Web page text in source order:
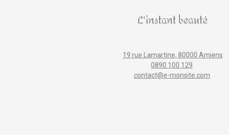
L'instant beauté
19 rue Lamartine, 80000 Amiens
0890 100 129
contact@e-monsite.com